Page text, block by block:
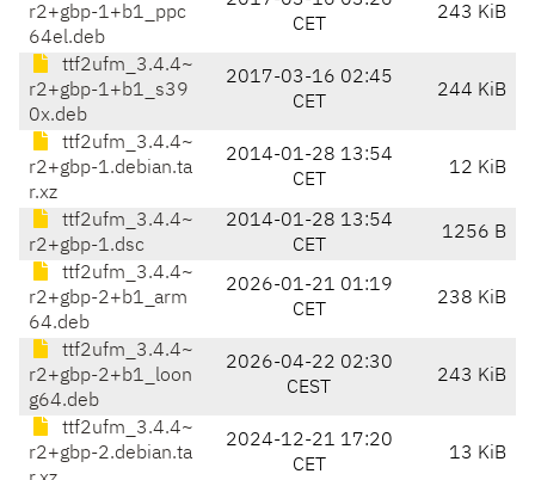
r2+gbp-1+b1_ppc
64el.deb
CET
243 KiB
ttf2ufm_3.4.4~
r2+gbp-1+b1_s39
0x.deb
2017-03-16 02:45
CET
244 KiB
ttf2ufm_3.4.4~
r2+gbp-1.debian.ta
r.xz
2014-01-28 13:54
CET
12 KiB
ttf2ufm_3.4.4~
r2+gbp-1.dsc
2014-01-28 13:54
CET
1256 B
ttf2ufm_3.4.4~
r2+gbp-2+b1_arm
64.deb
2026-01-21 01:19
CET
238 KiB
ttf2ufm_3.4.4~
r2+gbp-2+b1_loon
g64.deb
2026-04-22 02:30
CEST
243 KiB
ttf2ufm_3.4.4~
r2+gbp-2.debian.ta
2024-12-21 17:20
CET
13 KiB